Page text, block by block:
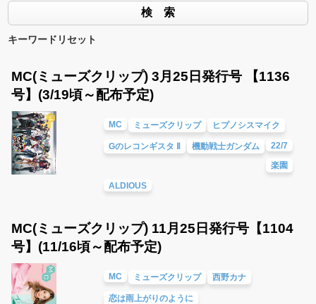
キーワードリセット
MC(ミューズクリップ) 3月25日発行号 【1136
号】(3/19頃～配布予定)
MC ミューズクリップ ヒプノシスマイク
Gのレコンギスタ Ⅱ 機動戦士ガンダム
22/7
楽園
ALDIOUS
MC(ミューズクリップ) 11月25日発行号【1104
号】(11/16頃～配布予定)
MC ミューズクリップ 西野カナ
恋は雨上がりのように